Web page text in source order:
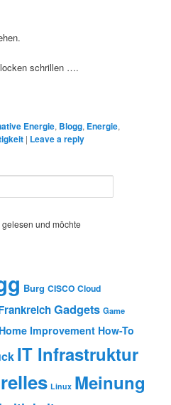
schrillen ….
Energie, Blogg, Energie,
| Leave a reply
und möchte
Burg CISCO Cloud
Gadgets Game
Home Improvement How-To
IT Infrastruktur
Linux Meinung